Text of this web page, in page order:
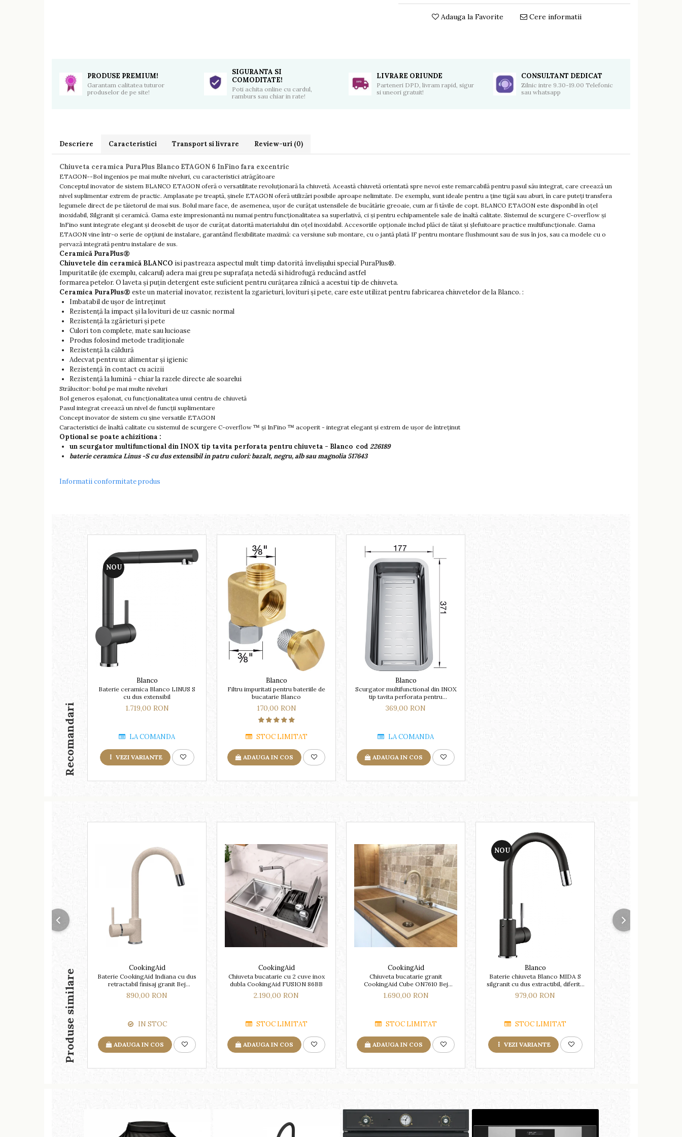
Adauga la Favorite Cere informatii
PRODUSE PREMIUM!
Garantam calitatea tuturor
produselor de pe site!
SIGURANTA SI
COMODITATE!
Poti achita online cu cardul,
ramburs sau chiar in rate!
LIVRARE ORIUNDE
Parteneri DPD, livram rapid, sigur
si uneori gratuit!
CONSULTANT DEDICAT
Zilnic intre 9.30-19.00 Telefonic
sau whatsapp
Descriere Caracteristici Transport si livrare Review-uri (0)
Chiuveta ceramica PuraPlus Blanco ETAGON 6 InFino fara excentric
ETAGON--Bol ingenios pe mai multe niveluri, cu caracteristici atrăgătoare
Conceptul inovator de sistem BLANCO ETAGON oferă o versatilitate revoluționară la chiuvetă. Această chiuvetă orientată spre nevoi este remarcabilă pentru pasul său integrat, care creează un
nivel suplimentar extrem de practic. Amplasate pe treaptă, șinele ETAGON oferă utilizări posibile aproape nelimitate. De exemplu, sunt ideale pentru a ține tigăi sau aburi, în care puteți transfera
legumele direct de pe tăietorul de mai sus. Bolul mare face, de asemenea, ușor de curățat ustensilele de bucătărie greoaie, cum ar fi tăvile de copt. BLANCO ETAGON este disponibil în oțel
inoxidabil, Silgranit și ceramică. Gama este impresionantă nu numai pentru funcționalitatea sa superlativă, ci și pentru echipamentele sale de înaltă calitate. Sistemul de scurgere C-overflow și
InFino sunt integrate elegant și deosebit de ușor de curățat datorită materialului din oțel inoxidabil. Accesoriile opționale includ plăci de tăiat și șlefuitoare practice multifuncționale. Gama
ETAGON vine într-o serie de opțiuni de instalare, garantând flexibilitate maximă: ca versiune sub montare, cu o jantă plată IF pentru montare flushmount sau de sus în jos, sau ca modele cu o
pervază integrată pentru instalare de sus.
Ceramică PuraPlus®
Chiuvetele din ceramică BLANCO isi pastreaza aspectul mult timp datorită învelișului special PuraPlus®.
Impuritatile (de exemplu, calcarul) adera mai greu pe suprafața netedă si hidrofugă reducând astfel
formarea petelor. O laveta și puțin detergent este suficient pentru curățarea zilnică a acestui tip de chiuveta.
Ceramica PuraPlus® este un material inovator, rezistent la zgarieturi, lovituri și pete, care este utilizat pentru fabricarea chiuvetelor de la Blanco. :
Imbatabil de ușor de întreținut
Rezistență la impact și la lovituri de uz casnic normal
Rezistență la zgârieturi și pete
Culori ton complete, mate sau lucioase
Produs folosind metode tradiționale
Rezistență la căldură
Adecvat pentru uz alimentar și igienic
Rezistență în contact cu acizii
Rezistență la lumină - chiar la razele directe ale soarelui
Strălucitor: bolul pe mai multe niveluri
Bol generos eșalonat, cu funcționalitatea unui centru de chiuvetă
Pasul integrat creează un nivel de funcții suplimentare
Concept inovator de sistem cu șine versatile ETAGON
Caracteristici de înaltă calitate cu sistemul de scurgere C-overflow ™ și InFino ™ acoperit - integrat elegant și extrem de ușor de întreținut
Optional se poate achizitiona :
un scurgator multifunctional din INOX tip tavita perforata pentru chiuveta - Blanco cod 226189
baterie ceramica Linus -S cu dus extensibil in patru culori: bazalt, negru, alb sau magnolia 517643
Informatii conformitate produs
Recomandari
NOU
Blanco
Baterie ceramica Blanco LINUS S
cu dus extensibil
1.719,00 RON
LA COMANDA
VEZI VARIANTE
Blanco
Filtru impuritati pentru bateriile de
bucatarie Blanco
170,00 RON
STOC LIMITAT
ADAUGA IN COS
Blanco
Scurgator multifunctional din INOX
tip tavita perforata pentru
chiuvetele ZENAR
369,00 RON
LA COMANDA
ADAUGA IN COS
Produse similare
CookingAid
Baterie CookingAid Indiana cu dus
retractabil finisaj granit Bej
Pigmentat / Avena
890,00 RON
IN STOC
ADAUGA IN COS
CookingAid
Chiuveta bucatarie cu 2 cuve inox
dubla CookingAid FUSION 86BB
2.190,00 RON
STOC LIMITAT
ADAUGA IN COS
CookingAid
Chiuveta bucatarie granit
CookingAid Cube ON7610 Bej
Pigmentat / Avena + accesorii
montaj
1.690,00 RON
STOC LIMITAT
ADAUGA IN COS
NOU
Blanco
Baterie chiuveta Blanco MIDA S
silgranit cu dus extractibil, diferite
culori
979,00 RON
STOC LIMITAT
VEZI VARIANTE
NOU